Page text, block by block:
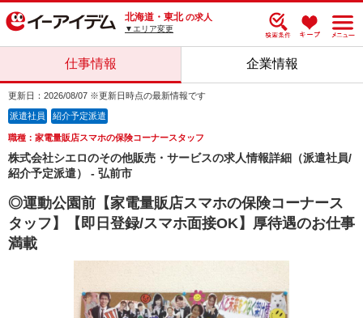
北海道・東北 の求人
▼エリア変更
仕事情報 企業情報
更新日：2026/08/07 ※更新日時点の最新情報です
派遣社員 紹介予定派遣
職種：家電量販店スマホの保険コーナースタッフ
株式会社シエロのその他販売・サービスの求人情報詳細（派遣社員/
紹介予定派遣） - 弘前市
◎運動公園前【家電量販店スマホの保険コーナース
タッフ】【即日登録/スマホ面接OK】厚待遇のお仕事
満載